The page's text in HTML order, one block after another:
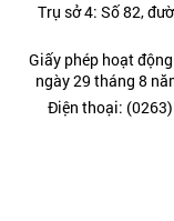
Trụ sở 4: Số 82,
Giấy phép hoạt
ngày 29 tháng 8
Điện thoại: